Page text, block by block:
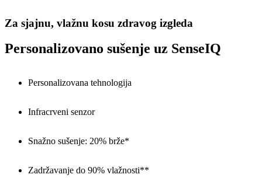
Za sjajnu, vlažnu kosu zdravog izgleda
Personalizovano sušenje uz SenseIQ
Personalizovana tehnologija
Infracrveni senzor
Snažno sušenje: 20% brže*
Zadržavanje do 90% vlažnosti**